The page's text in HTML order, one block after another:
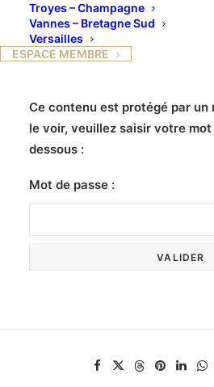
Troyes – Champagne
Vannes – Bretagne Sud
Versailles
ESPACE MEMBRE
Ce contenu est protégé par un
le voir, veuillez saisir votre
dessous :
Mot de passe :